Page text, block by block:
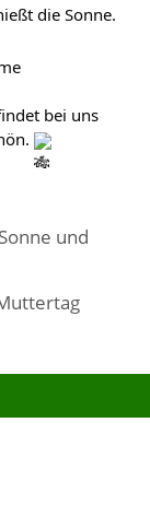
die Sonne.
bei uns
und